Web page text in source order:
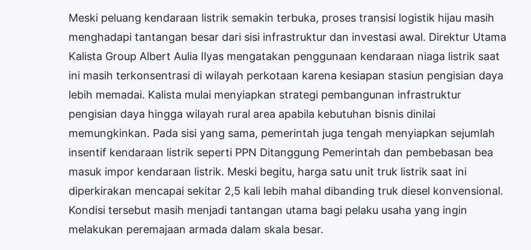
Meski peluang kendaraan listrik semakin terbuka, proses transisi logistik hijau masih
menghadapi tantangan besar dari sisi infrastruktur dan investasi awal. Direktur Utama
Kalista Group Albert Aulia Ilyas mengatakan penggunaan kendaraan niaga listrik saat
ini masih terkonsentrasi di wilayah perkotaan karena kesiapan stasiun pengisian daya
lebih memadai. Kalista mulai menyiapkan strategi pembangunan infrastruktur
pengisian daya hingga wilayah rural area apabila kebutuhan bisnis dinilai
memungkinkan. Pada sisi yang sama, pemerintah juga tengah menyiapkan sejumlah
insentif kendaraan listrik seperti PPN Ditanggung Pemerintah dan pembebasan bea
masuk impor kendaraan listrik. Meski begitu, harga satu unit truk listrik saat ini
diperkirakan mencapai sekitar 2,5 kali lebih mahal dibanding truk diesel konvensional.
Kondisi tersebut masih menjadi tantangan utama bagi pelaku usaha yang ingin
melakukan peremajaan armada dalam skala besar.